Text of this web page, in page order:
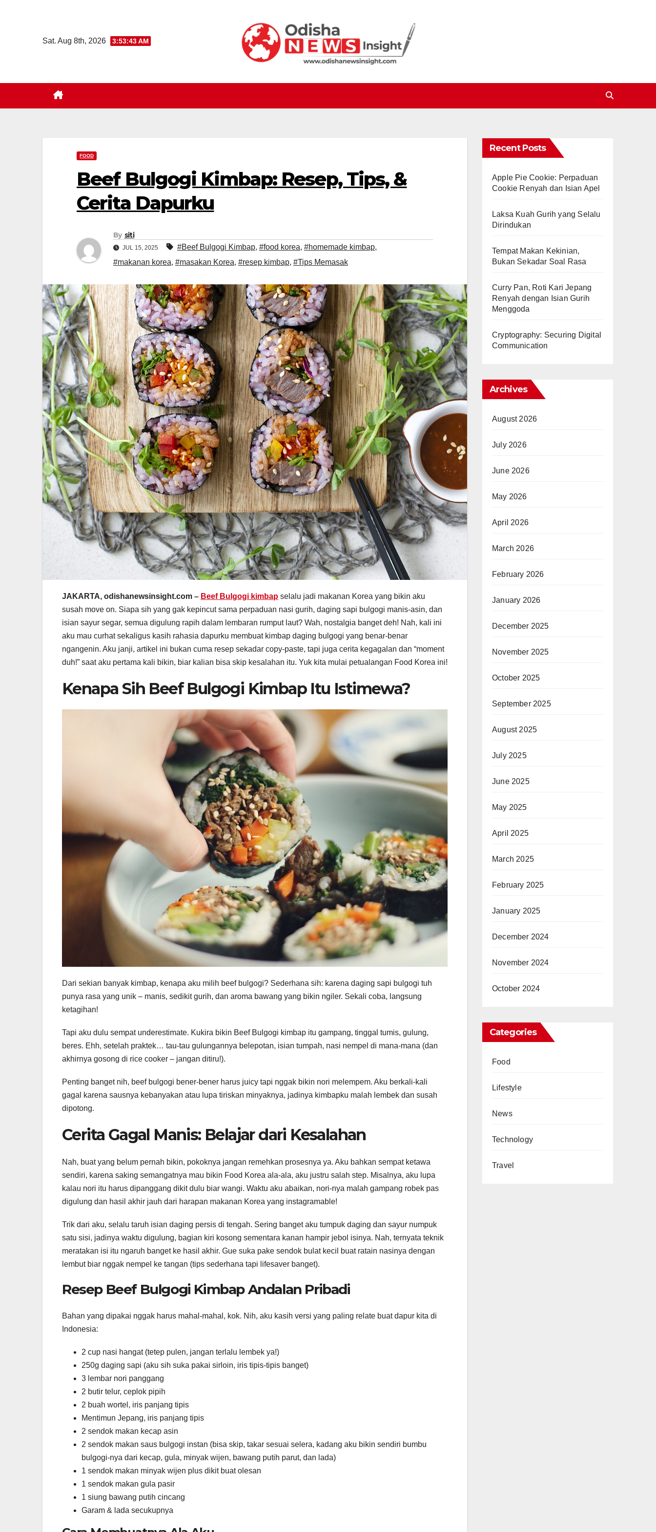
Sat. Aug 8th, 2026 3:53:44 AM
FOOD
Beef Bulgogi Kimbap: Resep, Tips, &
Cerita Dapurku
By siti
JUL 15, 2025 #Beef Bulgogi Kimbap, #food korea, #homemade kimbap,
#makanan korea, #masakan Korea, #resep kimbap, #Tips Memasak
JAKARTA, odishanewsinsight.com – Beef Bulgogi kimbap selalu jadi makanan Korea yang bikin aku
susah move on. Siapa sih yang gak kepincut sama perpaduan nasi gurih, daging sapi bulgogi manis-asin, dan
isian sayur segar, semua digulung rapih dalam lembaran rumput laut? Wah, nostalgia banget deh! Nah, kali ini
aku mau curhat sekaligus kasih rahasia dapurku membuat kimbap daging bulgogi yang benar-benar
ngangenin. Aku janji, artikel ini bukan cuma resep sekadar copy-paste, tapi juga cerita kegagalan dan “moment
duh!” saat aku pertama kali bikin, biar kalian bisa skip kesalahan itu. Yuk kita mulai petualangan Food Korea ini!
Kenapa Sih Beef Bulgogi Kimbap Itu Istimewa?
Dari sekian banyak kimbap, kenapa aku milih beef bulgogi? Sederhana sih: karena daging sapi bulgogi tuh
punya rasa yang unik – manis, sedikit gurih, dan aroma bawang yang bikin ngiler. Sekali coba, langsung
ketagihan!
Tapi aku dulu sempat underestimate. Kukira bikin Beef Bulgogi kimbap itu gampang, tinggal tumis, gulung,
beres. Ehh, setelah praktek… tau-tau gulungannya belepotan, isian tumpah, nasi nempel di mana-mana (dan
akhirnya gosong di rice cooker – jangan ditiru!).
Penting banget nih, beef bulgogi bener-bener harus juicy tapi nggak bikin nori melempem. Aku berkali-kali
gagal karena sausnya kebanyakan atau lupa tiriskan minyaknya, jadinya kimbapku malah lembek dan susah
dipotong.
Cerita Gagal Manis: Belajar dari Kesalahan
Nah, buat yang belum pernah bikin, pokoknya jangan remehkan prosesnya ya. Aku bahkan sempat ketawa
sendiri, karena saking semangatnya mau bikin Food Korea ala-ala, aku justru salah step. Misalnya, aku lupa
kalau nori itu harus dipanggang dikit dulu biar wangi. Waktu aku abaikan, nori-nya malah gampang robek pas
digulung dan hasil akhir jauh dari harapan makanan Korea yang instagramable!
Trik dari aku, selalu taruh isian daging persis di tengah. Sering banget aku tumpuk daging dan sayur numpuk
satu sisi, jadinya waktu digulung, bagian kiri kosong sementara kanan hampir jebol isinya. Nah, ternyata teknik
meratakan isi itu ngaruh banget ke hasil akhir. Gue suka pake sendok bulat kecil buat ratain nasinya dengan
lembut biar nggak nempel ke tangan (tips sederhana tapi lifesaver banget).
Resep Beef Bulgogi Kimbap Andalan Pribadi
Bahan yang dipakai nggak harus mahal-mahal, kok. Nih, aku kasih versi yang paling relate buat dapur kita di
Indonesia:
2 cup nasi hangat (tetep pulen, jangan terlalu lembek ya!)
250g daging sapi (aku sih suka pakai sirloin, iris tipis-tipis banget)
3 lembar nori panggang
2 butir telur, ceplok pipih
2 buah wortel, iris panjang tipis
Mentimun Jepang, iris panjang tipis
2 sendok makan kecap asin
2 sendok makan saus bulgogi instan (bisa skip, takar sesuai selera, kadang aku bikin sendiri bumbu
bulgogi-nya dari kecap, gula, minyak wijen, bawang putih parut, dan lada)
1 sendok makan minyak wijen plus dikit buat olesan
1 sendok makan gula pasir
1 siung bawang putih cincang
Garam & lada secukupnya
Recent Posts
Apple Pie Cookie: Perpaduan
Cookie Renyah dan Isian Apel
Laksa Kuah Gurih yang Selalu
Dirindukan
Tempat Makan Kekinian,
Bukan Sekadar Soal Rasa
Curry Pan, Roti Kari Jepang
Renyah dengan Isian Gurih
Menggoda
Cryptography: Securing Digital
Communication
Archives
August 2026
July 2026
June 2026
May 2026
April 2026
March 2026
February 2026
January 2026
December 2025
November 2025
October 2025
September 2025
August 2025
July 2025
June 2025
May 2025
April 2025
March 2025
February 2025
January 2025
December 2024
November 2024
October 2024
Categories
Food
Lifestyle
News
Technology
Travel